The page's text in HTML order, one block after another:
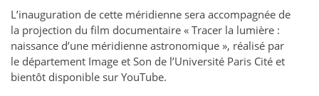
L’inauguration de cette méridienne sera accompagnée de
la projection du film documentaire « Tracer la lumière :
naissance d’une méridienne astronomique », réalisé par
le département Image et Son de l’Université Paris Cité et
bientôt disponible sur YouTube.